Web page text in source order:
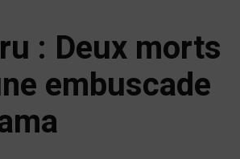
: Deux morts
embuscade